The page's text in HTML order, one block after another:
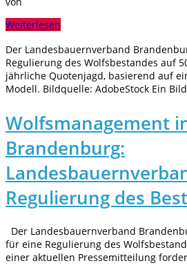
Weiterlesen
Der Landesbauernverband
Regulierung des Wolfsbestandes auf
jährliche Quotenjagd, basierend auf
Modell. Bildquelle: AdobeStock Ein
Wolfsmanagement
Brandenburg:
Regulierung des
Der Landesbauernverband
für eine Regulierung des
einer aktuellen Pressemitteilung